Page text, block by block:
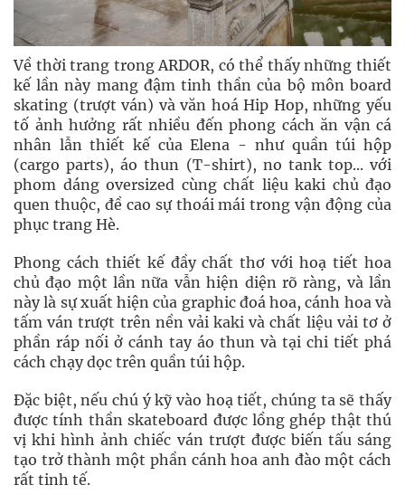
Về thời trang trong ARDOR, có thể thấy những thiết
kế lần này mang đậm tinh thần của bộ môn board
skating (trượt ván) và văn hoá Hip Hop, những yếu
tố ảnh hưởng rất nhiều đến phong cách ăn vận cá
nhân lẫn thiết kế của Elena - như quần túi hộp
(cargo parts), áo thun (T-shirt), no tank top... với
phom dáng oversized cùng chất liệu kaki chủ đạo
quen thuộc, đề cao sự thoái mái trong vận động của
phục trang Hè.
Phong cách thiết kế đầy chất thơ với hoạ tiết hoa
chủ đạo một lần nữa vẫn hiện diện rõ ràng, và lần
này là sự xuất hiện của graphic đoá hoa, cánh hoa và
tấm ván trượt trên nền vải kaki và chất liệu vải tơ ở
phần ráp nối ở cánh tay áo thun và tại chi tiết phá
cách chạy dọc trên quần túi hộp.
Đặc biệt, nếu chú ý kỹ vào hoạ tiết, chúng ta sẽ thấy
được tính thần skateboard được lồng ghép thật thú
vị khi hình ảnh chiếc ván trượt được biến tấu sáng
tạo trở thành một phần cánh hoa anh đào một cách
rất tinh tế.